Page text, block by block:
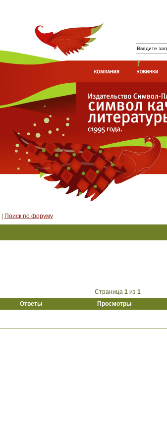
Поиск по форуму
Страница 1из 1
Ответы Просмотры